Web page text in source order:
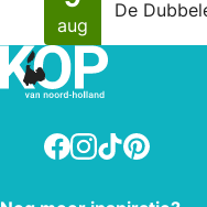
aug
De
Facebook
Instagram
TikTokPinterest